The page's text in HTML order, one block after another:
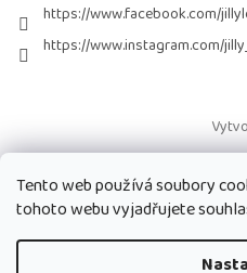
Tento web používá soubory
tohoto webu vyjadřujete
https://www.facebook.com/
https://www.instagram.com/
Copyright 2026Paruky Jilly